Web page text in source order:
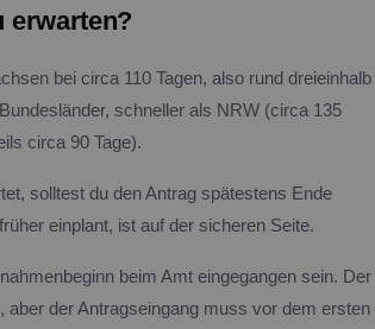
erwarten?
bei circa 110 Tagen, also rund dreieinhalb
schneller als NRW (circa 135
circa 90 Tage).
solltest du den Antrag spätestens Ende
einplant, ist auf der sicheren Seite.
beim Amt eingegangen sein. Der
der Antragseingang muss vor dem ersten